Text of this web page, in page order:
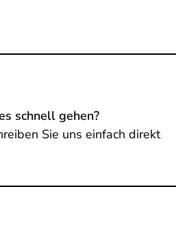
schnell gehen?
Sie uns einfach direkt